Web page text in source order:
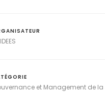
et Management de la